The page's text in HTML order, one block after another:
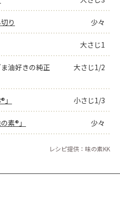
り 少々
大さじ1
ま油好きの純正
大さじ1/2
小さじ1/3
素®」 少々
レシピ提供：味の素KK